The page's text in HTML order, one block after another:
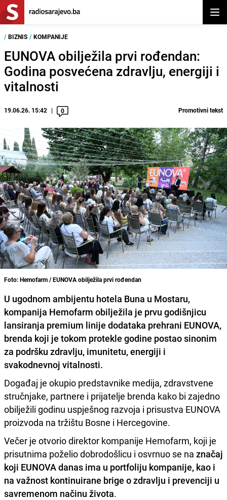
/ BIZNIS / KOMPANIJE
EUNOVA obilježila prvi rođendan:
Godina posvećena zdravlju, energiji i
vitalnosti
19.06.26. 15:42 0 Promotivni tekst
Foto: Hemofarm / EUNOVA obilježila prvi rođendan
U ugodnom ambijentu hotela Buna u Mostaru,
kompanija Hemofarm obilježila je prvu godišnjicu
lansiranja premium linije dodataka prehrani EUNOVA,
brenda koji je tokom protekle godine postao sinonim
za podršku zdravlju, imunitetu, energiji i
svakodnevnoj vitalnosti.
Događaj je okupio predstavnike medija, zdravstvene
stručnjake, partnere i prijatelje brenda kako bi zajedno
obilježili godinu uspješnog razvoja i prisustva EUNOVA
proizvoda na tržištu Bosne i Hercegovine.
Večer je otvorio direktor kompanije Hemofarm, koji je
prisutnima poželio dobrodošlicu i osvrnuo se na značaj
koji EUNOVA danas ima u portfoliju kompanije, kao i
na važnost kontinuirane brige o zdravlju i prevenciji u
savremenom načinu života.